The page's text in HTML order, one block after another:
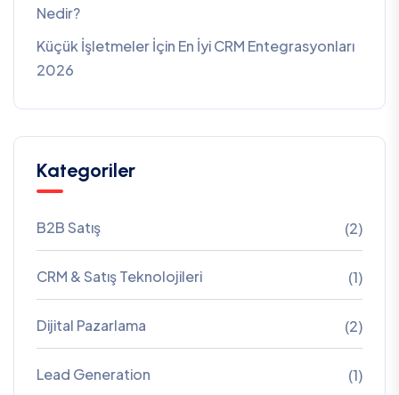
Nedir?
Küçük İşletmeler İçin En İyi CRM Entegrasyonları
2026
Kategoriler
B2B Satış (2)
CRM & Satış Teknolojileri (1)
Dijital Pazarlama (2)
Lead Generation (1)